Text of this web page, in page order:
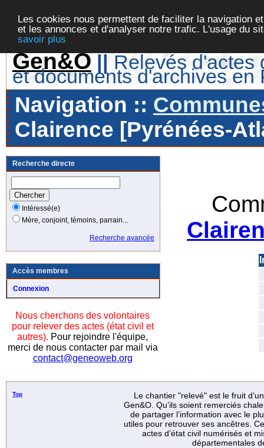
Les cookies nous permettent de faciliter la navigation
et les annonces et d'analyser notre trafic. L'usage du
savoir plus
Gen&O || Relevés d'actes
et documents d'archives en
Navigation ::
Clairence [Pyrénées-
Recherche directe
Intéressé(e)
Mère, conjoint, témoins, parrain...
Recherche avancée
Accès membres
Connexion
Nous cherchons des volontaires
pour relever des actes (état civil et
autres). Pour rejoindre l'équipe,
merci de nous contacter par mail via
contact@geneoweb.org
Top
Le chantier "relevé" est le fruit
Gen&O. Qu’ils soient remerciés
de partager l’information avec le
utiles pour retrouver ses ancêtres.
actes d’état civil numérisés et
départementales